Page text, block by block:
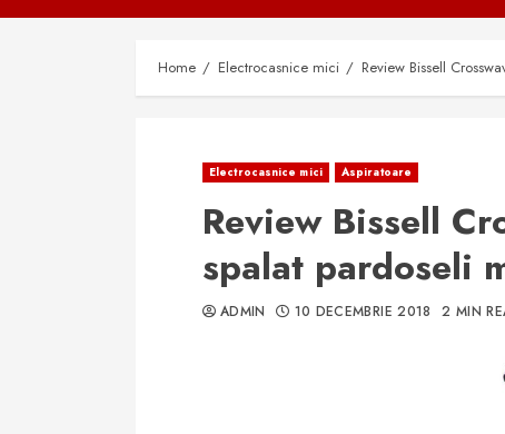
Home Electrocasnice mici Review Bissell
Electrocasnice mici Aspiratoare
Review Bissell
spalat pardoseli
ADMIN 10 DECEMBRIE 2018 2 MIN